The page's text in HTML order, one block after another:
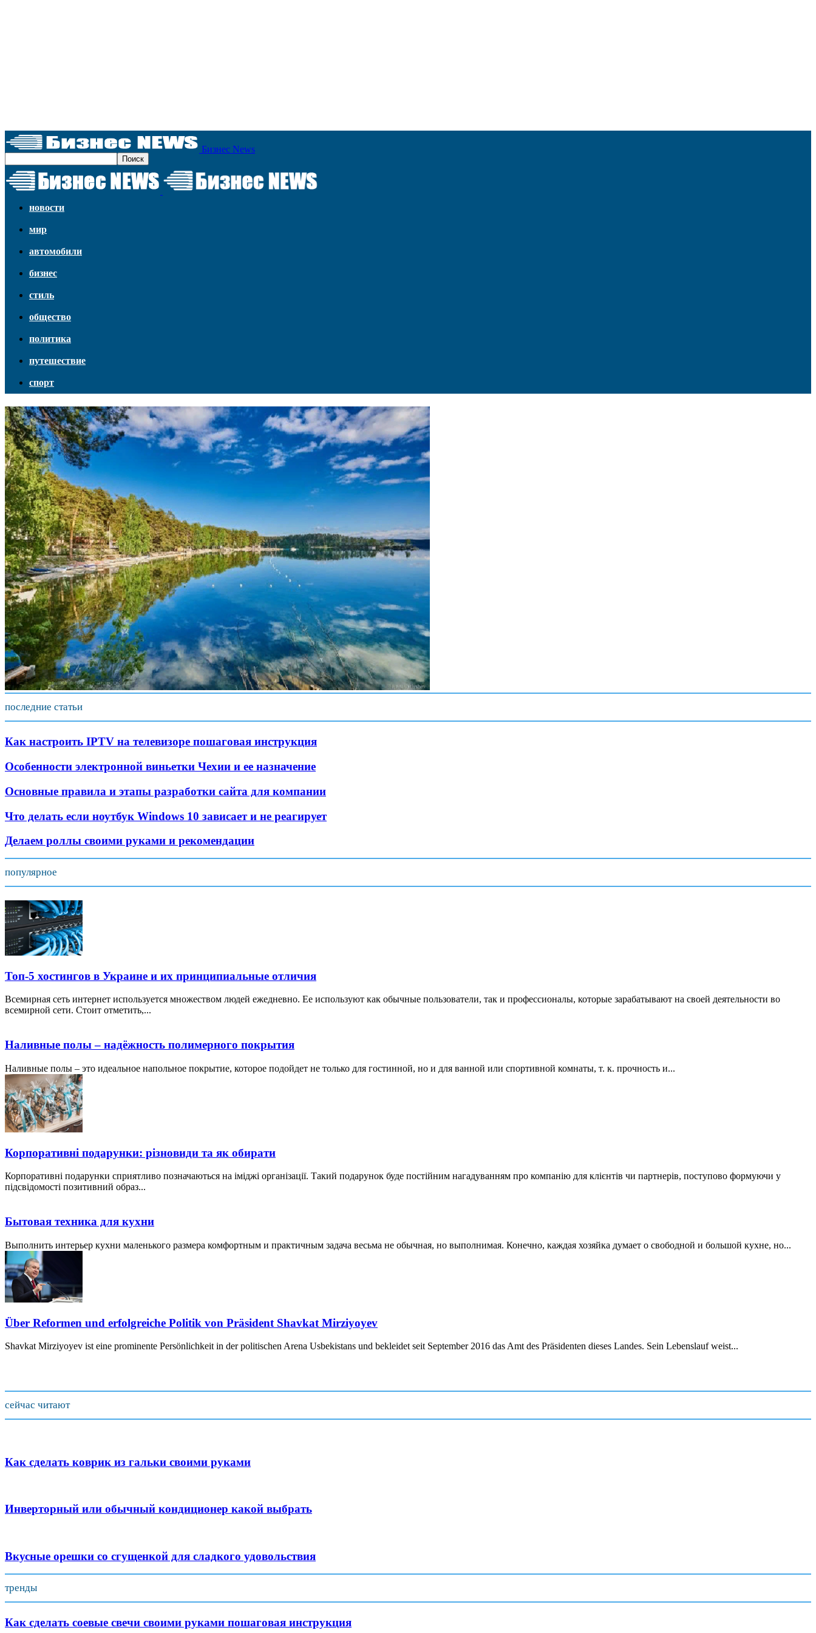
Бизнес News
новости
мир
автомобили
бизнес
стиль
общество
политика
путешествие
спорт
последние статьи
Как настроить IPTV на телевизоре пошаговая инструкция
Особенности электронной виньетки Чехии и ее назначение
Основные правила и этапы разработки сайта для компании
Что делать если ноутбук Windows 10 зависает и не реагирует
Делаем роллы своими руками и рекомендации
популярное
Топ-5 хостингов в Украине и их принципиальные отличия
Всемирная сеть интернет используется множеством людей ежедневно. Ее используют как обычные пользователи, так и профессионалы, которые зарабатывают на своей деятельности во
всемирной сети. Стоит отметить,...
Наливные полы – надёжность полимерного покрытия
Наливные полы – это идеальное напольное покрытие, которое подойдет не только для гостинной, но и для ванной или спортивной комнаты, т. к. прочность и...
Корпоративні подарунки: різновиди та як обирати
Корпоративні подарунки сприятливо позначаються на іміджі організації. Такий подарунок буде постійним нагадуванням про компанію для клієнтів чи партнерів, поступово формуючи у
підсвідомості позитивний образ...
Бытовая техника для кухни
Выполнить интерьер кухни маленького размера комфортным и практичным задача весьма не обычная, но выполнимая. Конечно, каждая хозяйка думает о свободной и большой кухне, но...
Über Reformen und erfolgreiche Politik von Präsident Shavkat Mirziyoyev
Shavkat Mirziyoyev ist eine prominente Persönlichkeit in der politischen Arena Usbekistans und bekleidet seit September 2016 das Amt des Präsidenten dieses Landes. Sein Lebenslauf weist...
сейчас читают
Как сделать коврик из гальки своими руками
Инверторный или обычный кондиционер какой выбрать
Вкусные орешки со сгущенкой для сладкого удовольствия
тренды
Как сделать соевые свечи своими руками пошаговая инструкция